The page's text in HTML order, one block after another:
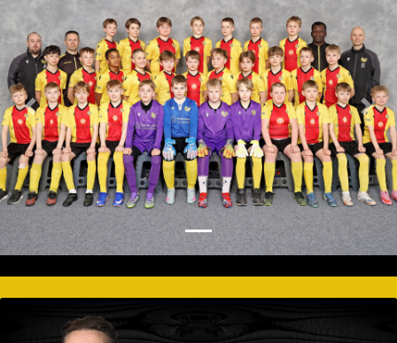
Previous